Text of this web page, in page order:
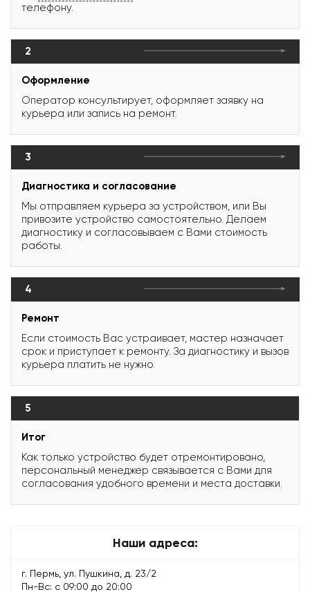
телефону.
2
Оформление
Оператор консультирует, оформляет заявку на
курьера или запись на ремонт.
3
Диагностика и согласование
Мы отправляем курьера за устройством, или Вы
привозите устройство самостоятельно. Делаем
диагностику и согласовываем с Вами стоимость
работы.
4
Ремонт
Если стоимость Вас устраивает, мастер назначает
срок и приступает к ремонту. За диагностику и вызов
курьера платить не нужно.
5
Итог
Как только устройство будет отремонтировано,
персональный менеджер связывается с Вами для
согласования удобного времени и места доставки.
Наши адреса:
г. Пермь, ул. Пушкина, д. 23/2
Пн-Вс: с 09:00 до 20:00